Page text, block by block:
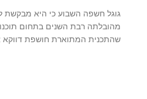
גוגל חשפה השבוע כי היא מבקשת
מהובלתה רבת השנים בתחום
שהתכנית המתוארת חושפת דווקא